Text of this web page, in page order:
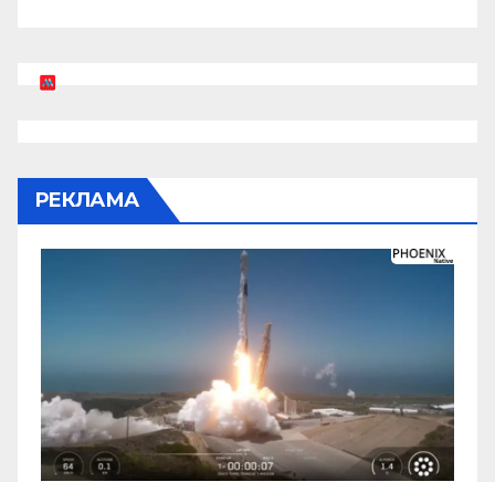
РЕКЛАМА